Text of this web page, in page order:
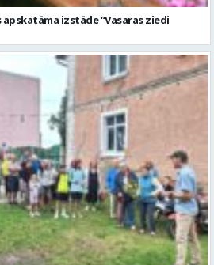
sākas ar Krāču kakta svētkiem